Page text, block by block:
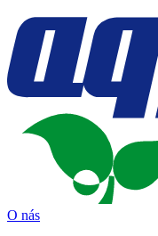
O nás